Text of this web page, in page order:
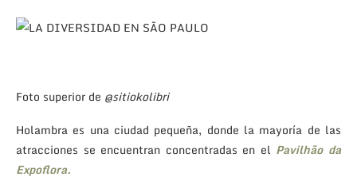
Foto superior de @sitiokolibri
Holambra es una ciudad pequeña, donde la mayoría de las
atracciones se encuentran concentradas en el Pavilhão da
Expoflora.